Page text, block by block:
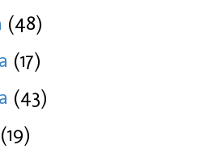
(48)
(17)
(43)
(19)